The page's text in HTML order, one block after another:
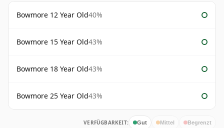
Bowmore 12 Year Old40%
Bowmore 15 Year Old43%
Bowmore 18 Year Old43%
Bowmore 25 Year Old43%
VERFÜGBARKEIT: Gut Mittel Begrenzt